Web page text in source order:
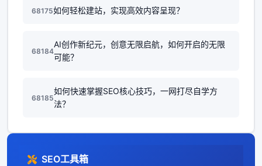
68175如何轻松建站，实现高效内容呈现？
68184
AI创作新纪元，创意无限启航，如何开启的无限
可能？
68185
如何快速掌握SEO核心技巧，一网打尽自学方
法？
SEO工具箱